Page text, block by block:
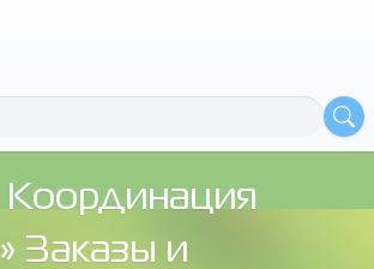
Координация
» Заказы и